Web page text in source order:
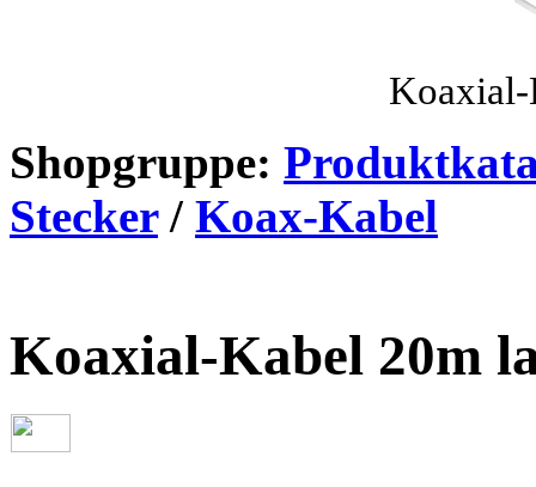
Koaxial-
Shopgruppe:
Stecker/ Koax-Kabel
Koaxial-Kabel 20m